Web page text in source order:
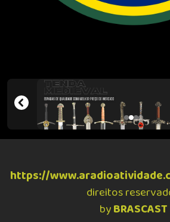
https://
direitos
byBRASCAST